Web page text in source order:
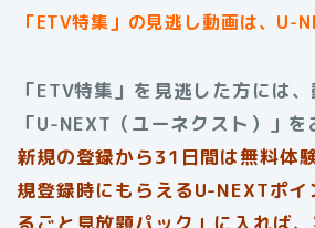
「ETV特集」 の見逃し動画は、U-
「ETV特集」を見逃した方には
「U-NEXT（ユーネクスト）」を
新規の登録から31日間は無料体
規登録時にもらえるU-NEXTポイ